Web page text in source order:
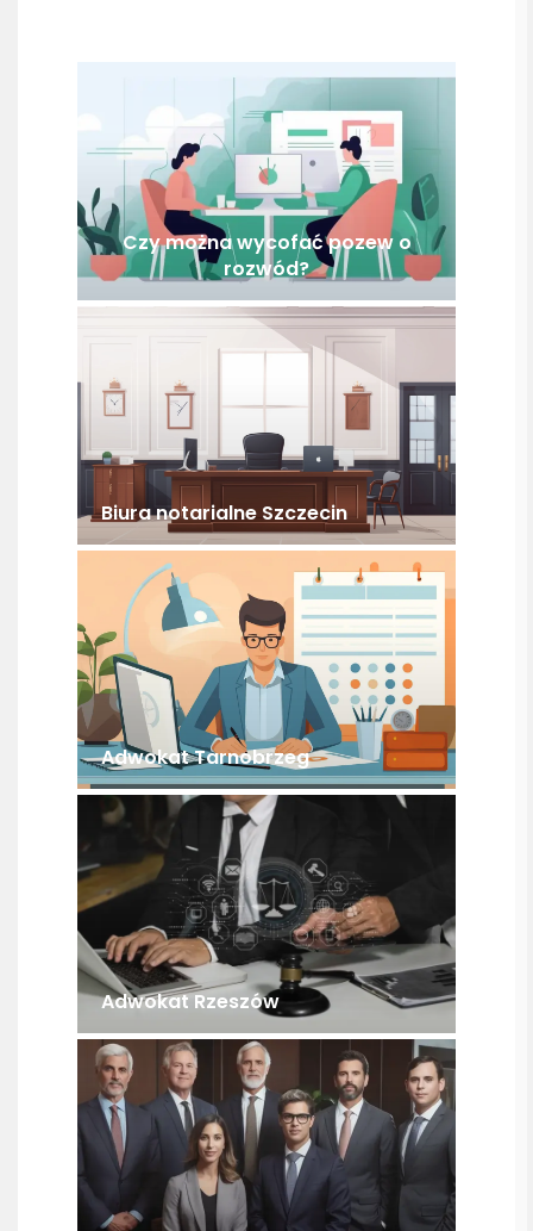
Czy można wycofać pozew o
rozwód?
Biura notarialne Szczecin
Adwokat Tarnobrzeg
Adwokat Rzeszów